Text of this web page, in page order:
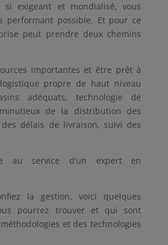
si exigeant et mondialisé, vous
performant possible. Et pour ce
peut prendre deux chemins
importantes et être prêt à
propre de haut niveau
adéquats, technologie de
de la distribution des
délais de livraison, suivi des
au service d’un expert en
la gestion, voici quelques
pourrez trouver et qui sont
et des technologies